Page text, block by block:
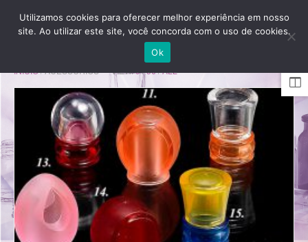
INÍCIO/ ACESSÓRIOS VIEW:9/36/ALL
Utilizamos cookies para oferecer melhor experiência em nosso
site. Ao utilizar este site, você concorda com o uso de cookies.
Ok